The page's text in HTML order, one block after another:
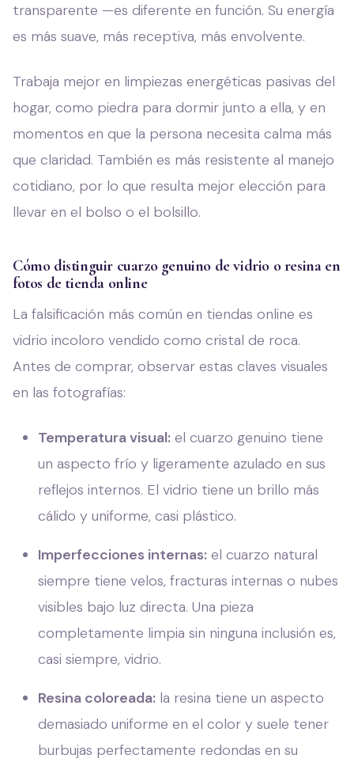
transparente —es diferente en función. Su energía
es más suave, más receptiva, más envolvente.
Trabaja mejor en limpiezas energéticas pasivas del
hogar, como piedra para dormir junto a ella, y en
momentos en que la persona necesita calma más
que claridad. También es más resistente al manejo
cotidiano, por lo que resulta mejor elección para
llevar en el bolso o el bolsillo.
Cómo distinguir cuarzo genuino de vidrio o resina en
fotos de tienda online
La falsificación más común en tiendas online es
vidrio incoloro vendido como cristal de roca.
Antes de comprar, observar estas claves visuales
en las fotografías:
Temperatura visual: el cuarzo genuino tiene
un aspecto frío y ligeramente azulado en sus
reflejos internos. El vidrio tiene un brillo más
cálido y uniforme, casi plástico.
Imperfecciones internas: el cuarzo natural
siempre tiene velos, fracturas internas o nubes
visibles bajo luz directa. Una pieza
completamente limpia sin ninguna inclusión es,
casi siempre, vidrio.
Resina coloreada: la resina tiene un aspecto
demasiado uniforme en el color y suele tener
burbujas perfectamente redondas en su